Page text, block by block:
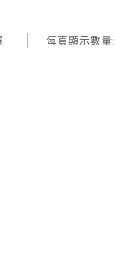
每頁顯示數量: